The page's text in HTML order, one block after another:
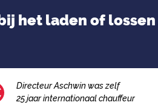
het laden of
Directeur Aschwin was zelf
25 jaar internationaal chauffeur